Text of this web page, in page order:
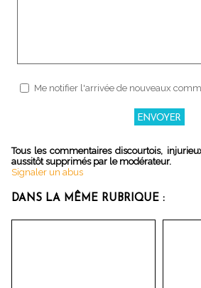
Me notifier l'arrivée de nouveaux
Tous les commentaires discourtois,
aussitôt supprimés par le modérateur.
Signaler un abus
DANS LA MÊME RUBRIQUE :